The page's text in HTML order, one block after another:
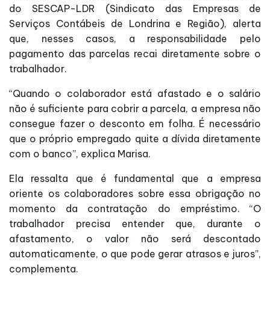
do SESCAP-LDR (Sindicato das Empresas de
Serviços Contábeis de Londrina e Região), alerta
que, nesses casos, a responsabilidade pelo
pagamento das parcelas recai diretamente sobre o
trabalhador.
“Quando o colaborador está afastado e o salário
não é suficiente para cobrir a parcela, a empresa não
consegue fazer o desconto em folha. É necessário
que o próprio empregado quite a dívida diretamente
com o banco”, explica Marisa.
Ela ressalta que é fundamental que a empresa
oriente os colaboradores sobre essa obrigação no
momento da contratação do empréstimo. “O
trabalhador precisa entender que, durante o
afastamento, o valor não será descontado
automaticamente, o que pode gerar atrasos e juros”,
complementa.